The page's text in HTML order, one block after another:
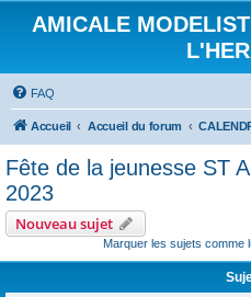
AMICALE
FAQ
Accueil Accueil du forum
Fête de la jeunesse ST
2023
Nouveau sujet
Marquer les sujets comme